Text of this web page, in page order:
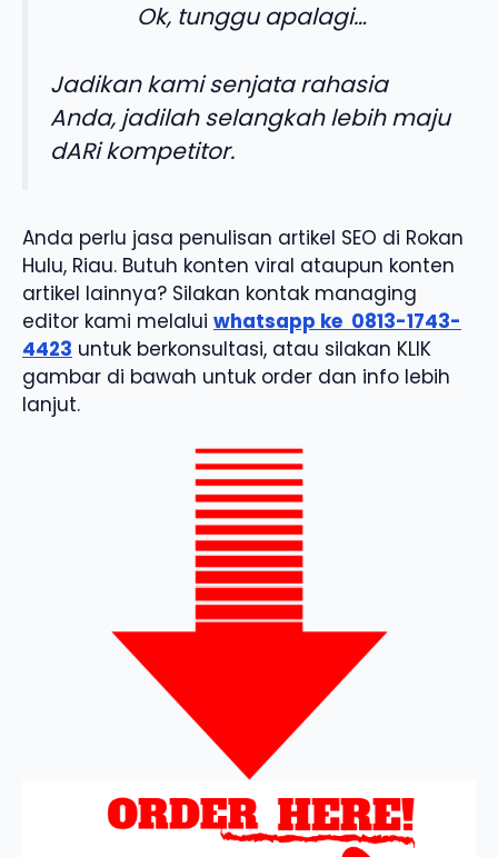
Ok, tunggu apalagi…
Jadikan kami senjata rahasia
Anda, jadilah selangkah lebih maju
dARi kompetitor.
Anda perlu jasa penulisan artikel SEO di Rokan
Hulu, Riau. Butuh konten viral ataupun konten
artikel lainnya? Silakan kontak managing
editor kami melalui whatsapp ke 0813-1743-
4423 untuk berkonsultasi, atau silakan KLIK
gambar di bawah untuk order dan info lebih
lanjut.